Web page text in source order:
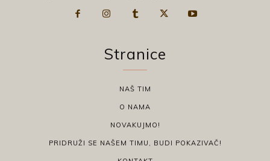
Stranice
NAŠ TIM
O NAMA
NOVAKUJMO!
PRIDRUŽI SE NAŠEM TIMU, BUDI POKAZIVAČ!